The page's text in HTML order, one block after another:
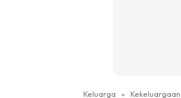
Keluarga » Kekeluargaan